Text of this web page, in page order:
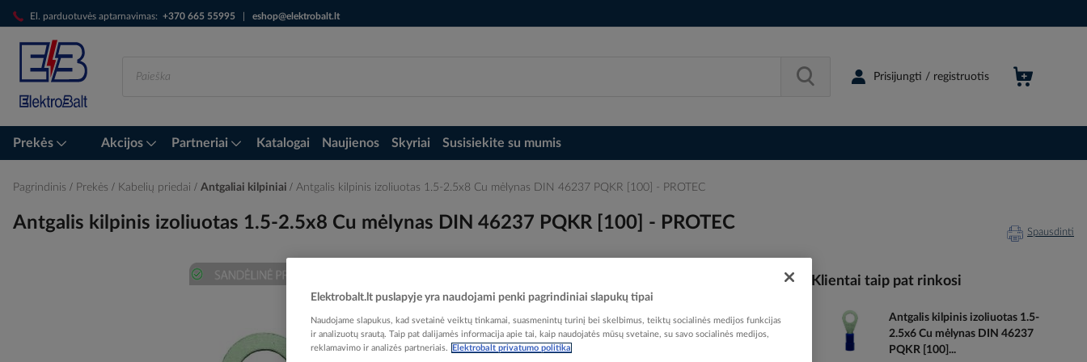
El. parduotuvės aptarnavimas: +370 665 55995 eshop@elektrobalt.lt
Skip
to
Content
Prisijungti / registruotis
Prekės Akcijos Partneriai Katalogai Naujienos Skyriai Susisiekite su mumis
Pagrindinis Prekės Kabelių priedai Antgaliai kilpiniai Antgalis kilpinis izoliuotas 1.5-2.5x8 Cu mėlynas DIN 46237 PQKR [100] - PROTEC
Antgalis kilpinis izoliuotas 1.5-2.5x8 Cu mėlynas DIN 46237 PQKR [100] - PROTEC Spausdinti
Elektrobalt prekės kodas
208092
EAN kodas
4016705138722
Klientai taip pat rinkosi
Antgalis kilpinis izoliuotas 1.5-
2.5x6 Cu mėlynas DIN 46237
PQKR [100]...
Elektrobalt.lt puslapyje yra naudojami penki pagrindiniai slapukų tipai
Naudojame slapukus, kad svetainė veiktų tinkamai, suasmenintų turinį bei skelbimus, teiktų socialinės medijos funkcijas
ir analizuotų srautą. Taip pat dalijamės informacija apie tai, kaip naudojatės mūsų svetaine, su savo socialinės medijos,
reklamavimo ir analizės partneriais.
Elektrobalt privatumo politika